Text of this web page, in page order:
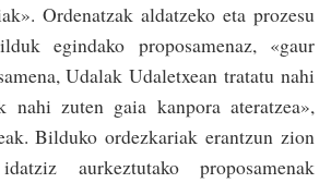
Ordenatzak aldatzeko eta prozesu
egindako proposamenaz, «gaur
Udalak Udaletxean tratatu nahi
nahi zuten gaia kanpora ateratzea»,
Bilduko ordezkariak erantzun zion
aurkeztutako proposamenak